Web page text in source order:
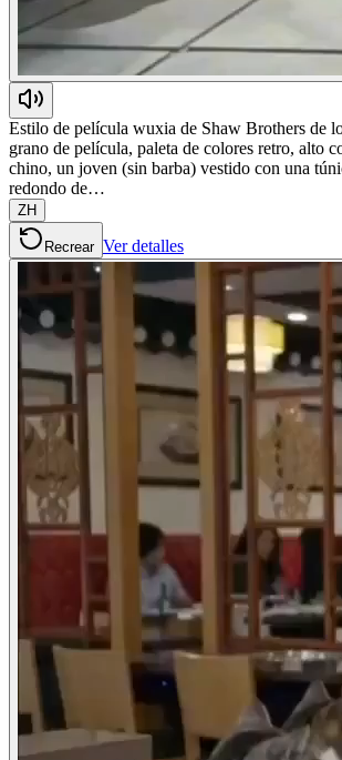
Estilo de película wuxia de Shaw Brothers de
grano de película, paleta de colores retro, alto
chino, un joven (sin barba) vestido con una
redondo de…
ZH
Recrear Ver detalles